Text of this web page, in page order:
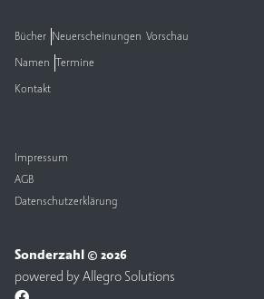
Bücher Neuerscheinungen Vorschau
Namen Termine
Kontakt
Impressum
AGB
Datenschutzerklärung
Sonderzahl © 2026
powered byAllegro Solutions